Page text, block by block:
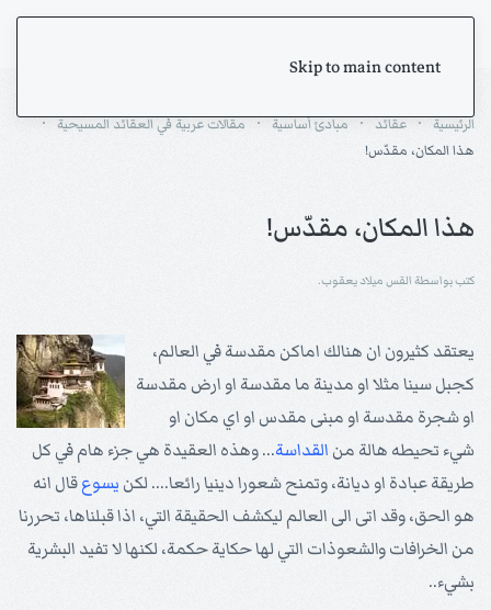
Skip to main content
الرئيسية عقائد مبادئ أساسية
مقالات عربية في العقائد المسيحية
هذا المكان، مقدّس!
هذا المكان، مقدّس!
كتب بواسطة القس ميلاد يعقوب.
يعتقد كثيرون ان هنالك اماكن مقدسة في العالم،
كجبل سينا مثلا او مدينة ما مقدسة او ارض مقدسة
او شجرة مقدسة او مبنى مقدس او اي مكان او
شيء تحيطه هالة من القداسة... وهذه العقيدة هي جزء هام في كل
طريقة عبادة او ديانة، وتمنح شعورا دينيا رائعا.... لكن يسوعقال انه
هو الحق، وقد اتى الى العالم ليكشف الحقيقة التي، اذا قبلناها، تحررنا
من الخرافات والشعوذات التي لها حكاية حكمة، لكنها لا تفيد البشرية
بشيء..